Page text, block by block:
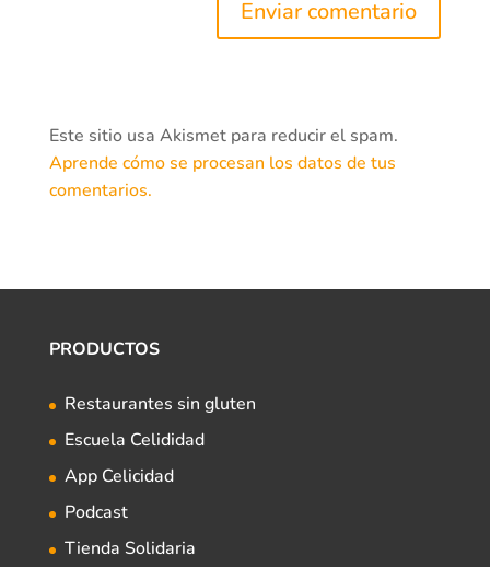
Este sitio usa Akismet para reducir el spam.
Aprende cómo se procesan los datos de tus
comentarios.
PRODUCTOS
Restaurantes sin gluten
Escuela Celididad
App Celicidad
Podcast
Tienda Solidaria